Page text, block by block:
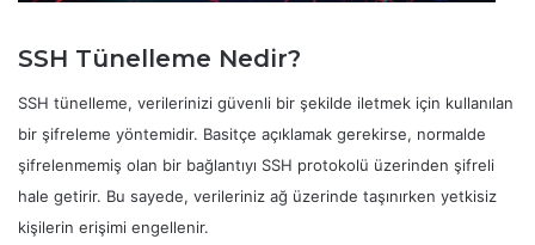
SSH Tünelleme Nedir?
SSH tünelleme, verilerinizi güvenli bir şekilde iletmek için kullanılan
bir şifreleme yöntemidir. Basitçe açıklamak gerekirse, normalde
şifrelenmemiş olan bir bağlantıyı SSH protokolü üzerinden şifreli
hale getirir. Bu sayede, verileriniz ağ üzerinde taşınırken yetkisiz
kişilerin erişimi engellenir.